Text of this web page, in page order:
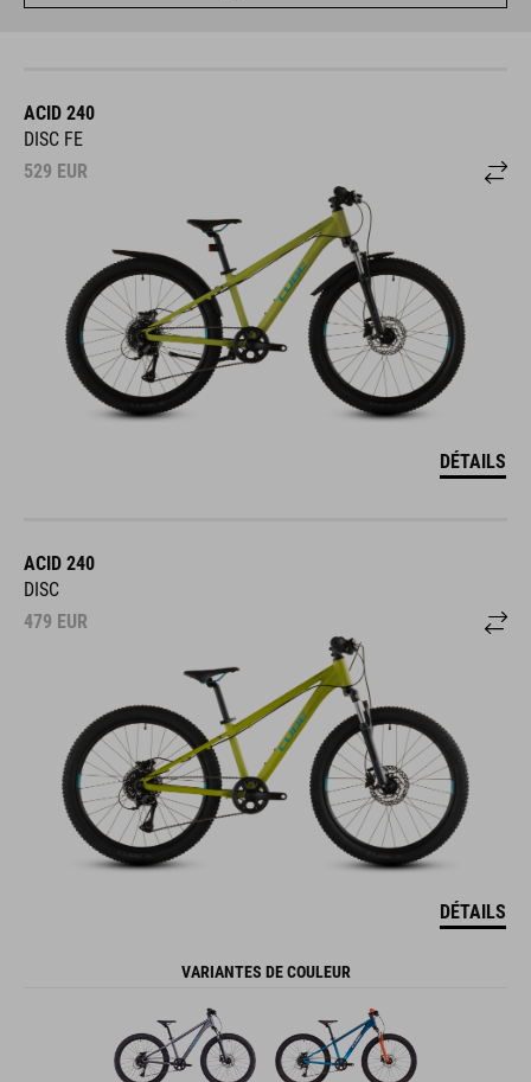
ACID 240
DISC FE
529 EUR
DÉTAILS
ACID 240
DISC
479 EUR
DÉTAILS
VARIANTES DE COULEUR